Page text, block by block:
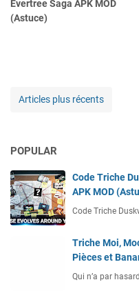
Evertree Saga APK MOD
(Astuce)
Articles plus récents
POPULAR
Code Triche
APK MOD
Code Triche
Triche Moi,
Pièces et
Qui n’a par